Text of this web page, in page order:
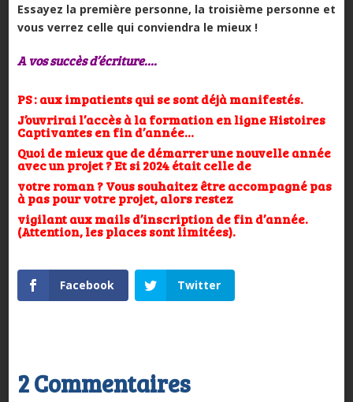
Essayez la première personne, la troisième personne et
vous verrez celle qui conviendra le mieux !
A vos succès d’écriture….
PS : aux impatients qui se sont déjà manifestés.
J’ouvrirai l’accès à la formation en ligne Histoires
Captivantes en fin d’année…
Quoi de mieux que de démarrer une nouvelle année
avec un projet ? Et si 2024 était celle de
votre roman ? Vous souhaitez être accompagné pas
à pas pour votre projet, alors restez
vigilant aux mails d’inscription de fin d’année.
(Attention, les places sont limitées).
Facebook Twitter
2 Commentaires